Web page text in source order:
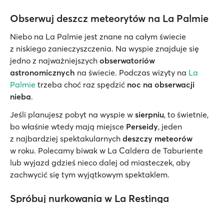
Obserwuj deszcz meteorytów na La Palmie
Niebo na La Palmie jest znane na całym świecie
z niskiego zanieczyszczenia. Na wyspie znajduje się
jedno z najważniejszych obserwatoriów
astronomicznych na świecie. Podczas wizyty na La
Palmie trzeba choć raz spędzić noc na obserwacji
nieba.
Jeśli planujesz pobyt na wyspie w sierpniu, to świetnie,
bo właśnie wtedy mają miejsce Perseidy, jeden
z najbardziej spektakularnych deszczy meteorów
w roku. Polecamy biwak w La Caldera de Taburiente
lub wyjazd gdzieś nieco dalej od miasteczek, aby
zachwycić się tym wyjątkowym spektaklem.
Spróbuj nurkowania w La Restinga